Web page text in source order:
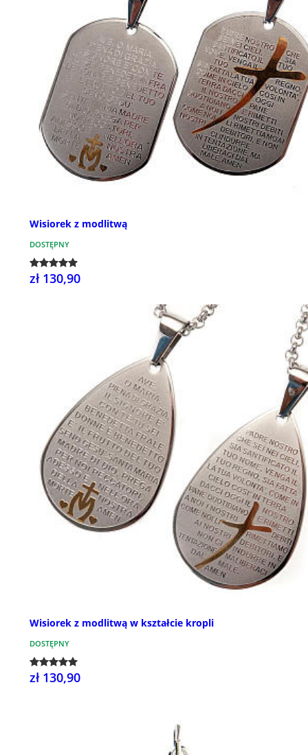
Wisiorek z modlitwą
DOSTĘPNY
zł 130,90
Wisiorek z modlitwą w kształcie kropli
DOSTĘPNY
zł 130,90